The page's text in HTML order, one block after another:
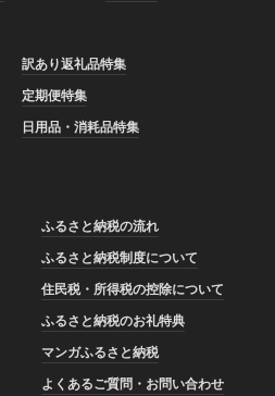
訳あり返礼品特集
定期便特集
日用品・消耗品特集
ふるさと納税の流れ
ふるさと納税制度について
住民税・所得税の控除について
ふるさと納税のお礼特典
マンガふるさと納税
よくあるご質問・お問い合わせ